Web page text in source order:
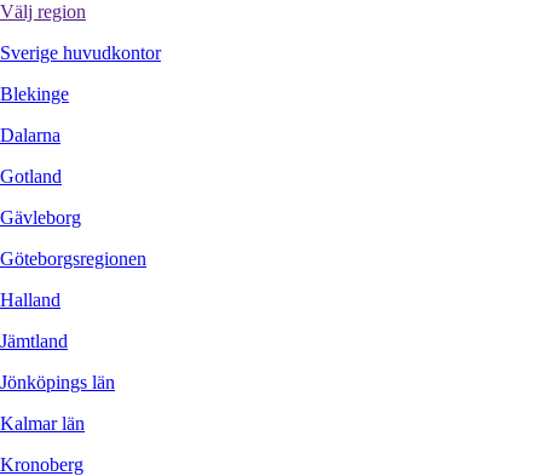
Välj region
Sverige huvudkontor
Blekinge
Dalarna
Gotland
Gävleborg
Göteborgsregionen
Halland
Jämtland
Jönköpings län
Kalmar län
Kronoberg